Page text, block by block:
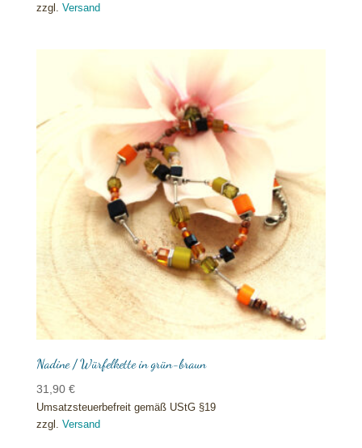
zzgl. Versand
Nadine / Würfelkette in grün-braun
31,90 €
Umsatzsteuerbefreit gemäß UStG §19
zzgl. Versand